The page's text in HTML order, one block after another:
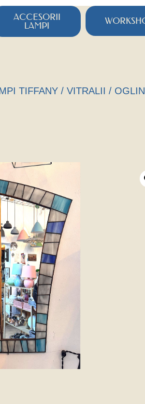
ACCESORII
LAMPI
TIFFANY /VITRALII /